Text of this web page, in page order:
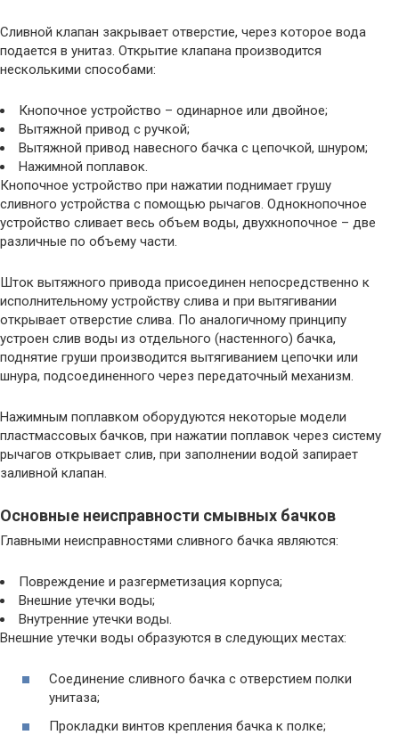
Сливной клапан закрывает отверстие, через которое вода
подается в унитаз. Открытие клапана производится
несколькими способами:
Кнопочное устройство – одинарное или двойное;
Вытяжной привод с ручкой;
Вытяжной привод навесного бачка с цепочкой, шнуром;
Нажимной поплавок.
Кнопочное устройство при нажатии поднимает грушу
сливного устройства с помощью рычагов. Однокнопочное
устройство сливает весь объем воды, двухкнопочное – две
различные по объему части.
Шток вытяжного привода присоединен непосредственно к
исполнительному устройству слива и при вытягивании
открывает отверстие слива. По аналогичному принципу
устроен слив воды из отдельного (настенного) бачка,
поднятие груши производится вытягиванием цепочки или
шнура, подсоединенного через передаточный механизм.
Нажимным поплавком оборудуются некоторые модели
пластмассовых бачков, при нажатии поплавок через систему
рычагов открывает слив, при заполнении водой запирает
заливной клапан.
Основные неисправности смывных бачков
Главными неисправностями сливного бачка являются:
Повреждение и разгерметизация корпуса;
Внешние утечки воды;
Внутренние утечки воды.
Внешние утечки воды образуются в следующих местах:
Соединение сливного бачка с отверстием полки
унитаза;
Прокладки винтов крепления бачка к полке;